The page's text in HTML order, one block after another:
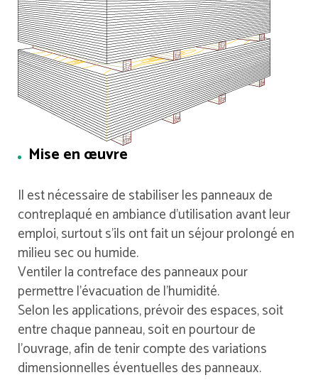
Mise en œuvre
Il est nécessaire de stabiliser les panneaux de
contreplaqué en ambiance d’utilisation avant leur
emploi, surtout s’ils ont fait un séjour prolongé en
milieu sec ou humide.
Ventiler la contreface des panneaux pour
permettre l’évacuation de l’humidité.
Selon les applications, prévoir des espaces, soit
entre chaque panneau, soit en pourtour de
l’ouvrage, afin de tenir compte des variations
dimensionnelles éventuelles des panneaux.